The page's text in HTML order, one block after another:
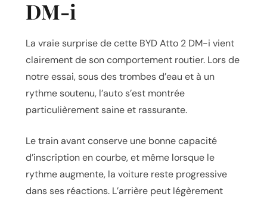
DM-i
La vraie surprise de cette BYD Atto 2 DM-i vient
clairement de son comportement routier. Lors de
notre essai, sous des trombes d’eau et à un
rythme soutenu, l’auto s’est montrée
particulièrement saine et rassurante.
Le train avant conserve une bonne capacité
d’inscription en courbe, et même lorsque le
rythme augmente, la voiture reste progressive
dans ses réactions. L’arrière peut légèrement